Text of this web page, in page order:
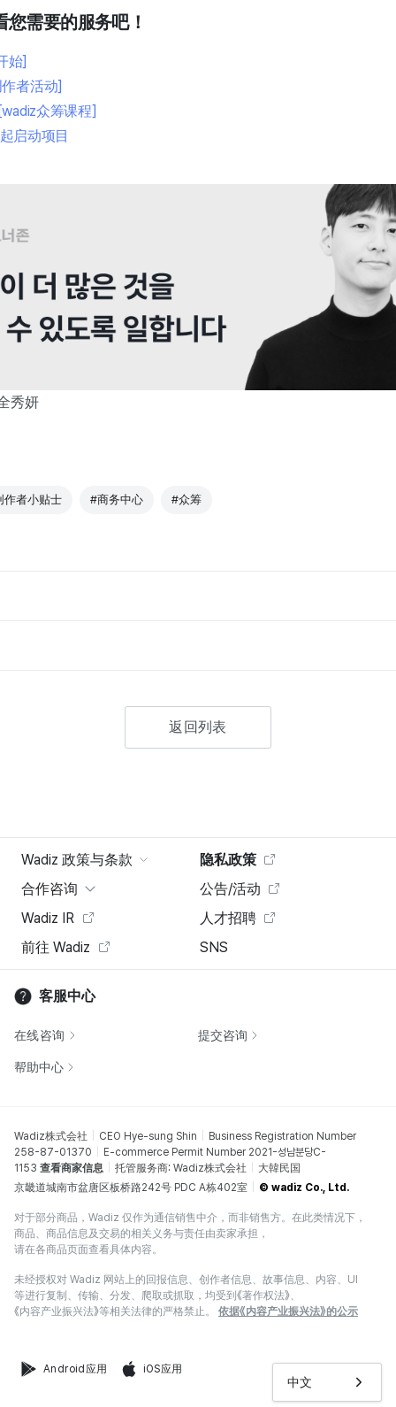
中文
需要的服务吧！
始]
者活动]
众筹课程]
启动项目
秀妍
作者小贴士 #商务中心 #众筹
返回列表
Wadiz 政策与条款
隐私政策
合作咨询
公告/活动
Wadiz IR
人才招聘
前往 Wadiz
SNS
客服中心
在线咨询 提交咨询
帮助中心
Wadiz株式会社 CEO Hye-sung Shin
Business Registration Number
258-87-01370
E-commerce Permit Number 2021-성남분당C-
1153 查看商家信息 托管服务商: Wadiz株式会社
大韓民国
京畿道城南市盆唐区板桥路242号 PDC A栋402室
© wadiz Co., Ltd.
对于部分商品，Wadiz 仅作为通信销售中介，而非销售方。在此类情况下，
商品、商品信息及交易的相关义务与责任由卖家承担，
请在各商品页面查看具体内容。
未经授权对 Wadiz 网站上的回报信息、创作者信息、故事信息、内容、UI
等进行复制、传输、分发、爬取或抓取，均受到《著作权法》、
《内容产业振兴法》等相关法律的严格禁止。
依据《内容产业振兴法》的公示
Android应用 iOS应用